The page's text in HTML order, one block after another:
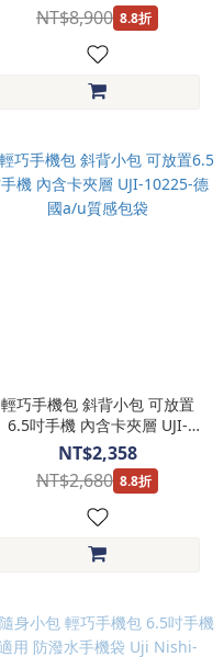
NT$8,900 8.8折
輕巧手機包 斜背小包 可放置
6.5吋手機 內含卡夾層 UJI-
10225-德國a/u質感包袋
NT$2,358
NT$2,680 8.8折